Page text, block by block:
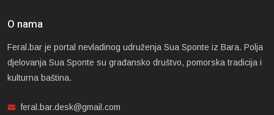
O nama
Feral.bar je portal nevladinog udruženja Sua Sponte iz Bara. Polja
djelovanja Sua Sponte su građansko društvo, pomorska tradicija i
kulturna baština.
feral.bar.desk@gmail.com